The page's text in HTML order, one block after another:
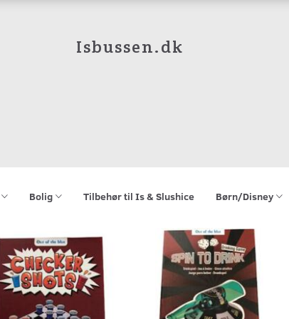
Isbussen.dk
Bolig Tilbehør til Is & Slushice Børn/Disney